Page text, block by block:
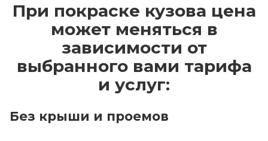
При покраске кузова цена
может меняться в
зависимости от
выбранного вами тарифа
и услуг:
Без крыши и проемов